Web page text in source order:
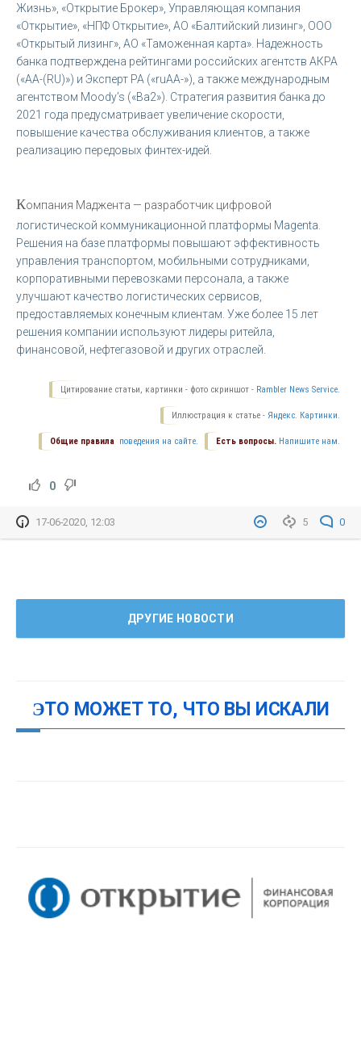
Жизнь», «Открытие Брокер», Управляющая компания
«Открытие», «НПФ Открытие», АО «Балтийский лизинг», ООО
«Открытый лизинг», АО «Таможенная карта». Надежность
банка подтверждена рейтингами российских агентств АКРА
(«АА-(RU)») и Эксперт РА («ruAA-»), а также международным
агентством Moody’s («Ba2»). Стратегия развития банка до
2021 года предусматривает увеличение скорости,
повышение качества обслуживания клиентов, а также
реализацию передовых финтех-идей.
Компания Маджента — разработчик цифровой
логистической коммуникационной платформы Magenta.
Решения на базе платформы повышают эффективность
управления транспортом, мобильными сотрудниками,
корпоративными перевозками персонала, а также
улучшают качество логистических сервисов,
предоставляемых конечным клиентам. Уже более 15 лет
решения компании используют лидеры ритейла,
финансовой, нефтегазовой и других отраслей.
Цитирование статьи, картинки - фото скриншот - Rambler News Service.
Иллюстрация к статье - Яндекс. Картинки.
Есть вопросы. Напишите нам.
Общие правила поведения на сайте.
0
5 0
17-06-2020, 12:03
ДРУГИЕ НОВОСТИ
ЭТО МОЖЕТ ТО, ЧТО ВЫ ИСКАЛИ